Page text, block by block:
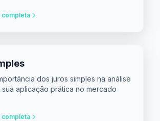
completa
dos juros simples na análise
aplicação prática no mercado
completa